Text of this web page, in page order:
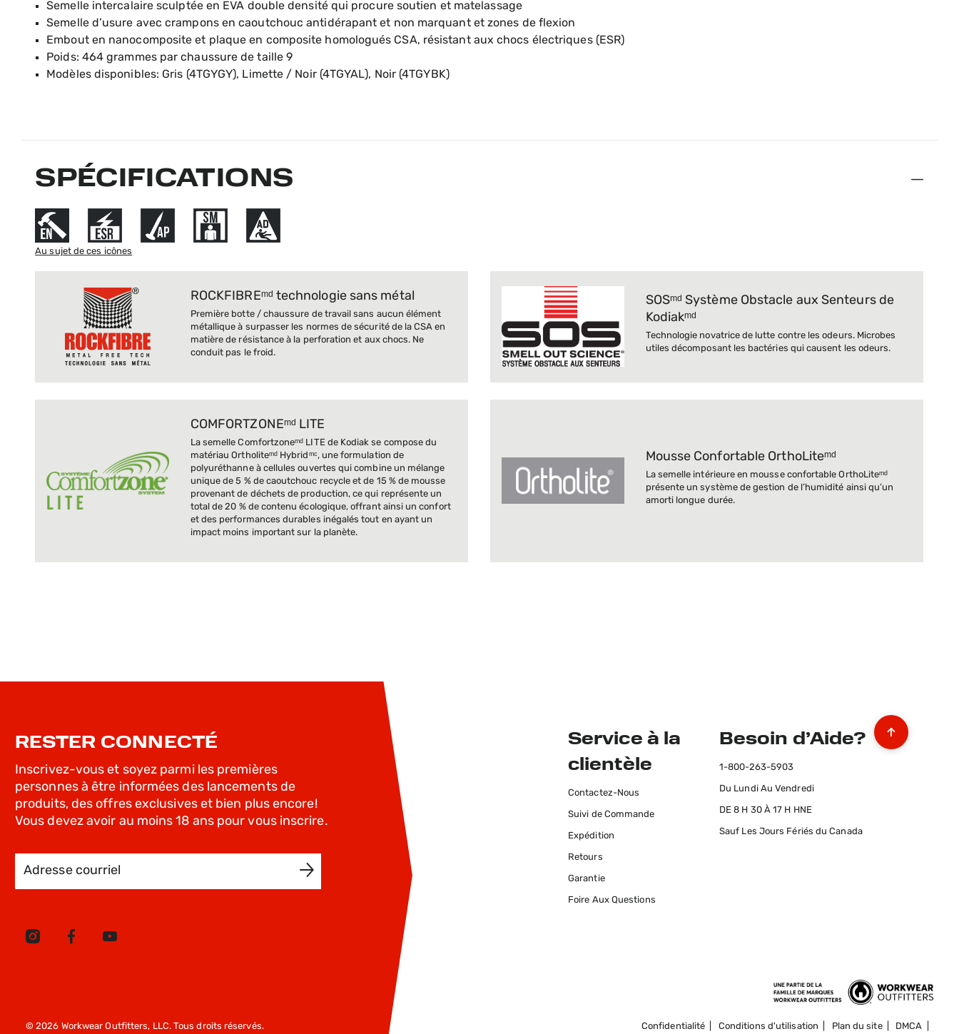
Semelle intercalaire sculptée en EVA double densité qui procure soutien et matelassage
Semelle d’usure avec crampons en caoutchouc antidérapant et non marquant et zones de flexion
Embout en nanocomposite et plaque en composite homologués CSA, résistant aux chocs électriques (ESR)
Poids: 464 grammes par chaussure de taille 9
Modèles disponibles: Gris (4TGYGY), Limette / Noir (4TGYAL), Noir (4TGYBK)
SPÉCIFICATIONS
Au sujet de ces icônes
ROCKFIBREᵐᵈ technologie sans métal
Première botte / chaussure de travail sans aucun élément
métallique à surpasser les normes de sécurité de la CSA en
matière de résistance à la perforation et aux chocs. Ne
conduit pas le froid.
SOSᵐᵈ Système Obstacle aux Senteurs de
Kodiakᵐᵈ
Technologie novatrice de lutte contre les odeurs. Microbes
utiles décomposant les bactéries qui causent les odeurs.
COMFORTZONEᵐᵈ LITE
La semelle Comfortzoneᵐᵈ LITE de Kodiak se compose du
matériau Ortholiteᵐᵈ Hybridᵐᶜ, une formulation de
polyuréthanne à cellules ouvertes qui combine un mélange
unique de 5 % de caoutchouc recycle et de 15 % de mousse
provenant de déchets de production, ce qui représente un
total de 20 % de contenu écologique, offrant ainsi un confort
et des performances durables inégalés tout en ayant un
impact moins important sur la planète.
Mousse Confortable OrthoLiteᵐᵈ
La semelle intérieure en mousse confortable OrthoLiteᵐᵈ
présente un système de gestion de l’humidité ainsi qu’un
amorti longue durée.
RESTER CONNECTÉ
Inscrivez-vous et soyez parmi les premières
personnes à être informées des lancements de
produits, des offres exclusives et bien plus encore!
Vous devez avoir au moins 18 ans pour vous inscrire.
Service à la
clientèle
Contactez-Nous
Suivi de Commande
Expédition
Retours
Garantie
Foire Aux Questions
Besoin d’Aide?
1-800-263-5903
Du Lundi Au Vendredi
DE 8 H 30 À 17 H HNE
Sauf Les Jours Fériés du Canada
© 2026 Workwear Outfitters, LLC. Tous droits réservés. Confidentialité Conditions d'utilisation Plan du site| DMCA